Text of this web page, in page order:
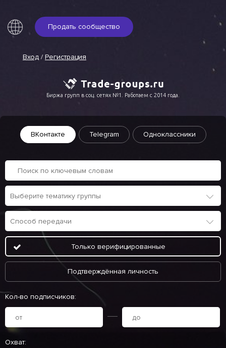
Продать сообщество
Вход / Регистрация
Биржа групп в соц. сетях №1. Работаем с 2014 года.
ВКонтакте Telegram Одноклассники
Только верифицированные
Подтверждённая личность
Кол-во подписчиков:
Охват: